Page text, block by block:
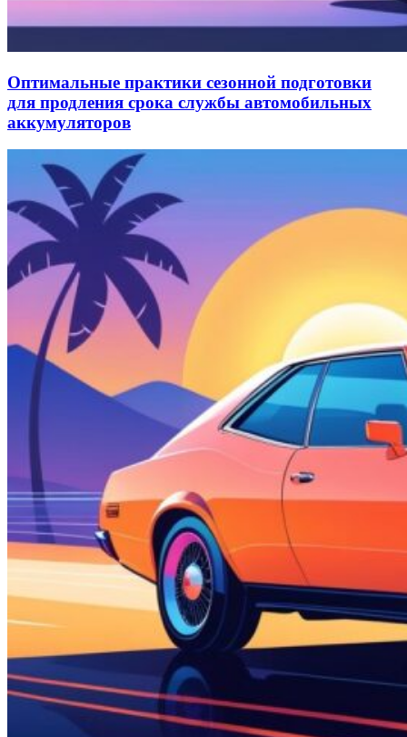
Оптимальные практики сезонной подготовки
для продления срока службы автомобильных
аккумуляторов